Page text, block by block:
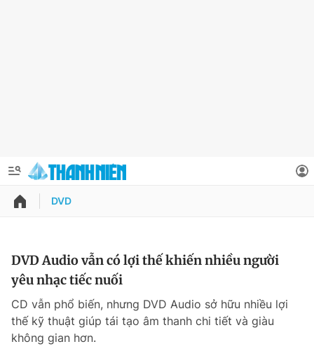
QUẢNG CÁO
Chuyên mục khác
Thông tin tài khoản
Đổi mật khẩu
Tin đã lưu
Tin đã xem
DVD
DVD Audio vẫn có lợi thế khiến nhiều người
yêu nhạc tiếc nuối
CD vẫn phổ biến, nhưng DVD Audio sở hữu nhiều lợi
thế kỹ thuật giúp tái tạo âm thanh chi tiết và giàu
không gian hơn.